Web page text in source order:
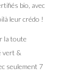
bio, avec
leur crédo !
la toute
vert &
seulement 7